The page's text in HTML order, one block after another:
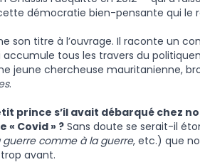
démocratie bien-pensante qui le
son titre à l’ouvrage. Il raconte un
tous les travers du
jeune chercheuse mauritanienne,
.
prince s’il avait débarqué chez
« Covid » ?Sans doute se serait-il
guerre comme à la guerre, etc.) que
avant.